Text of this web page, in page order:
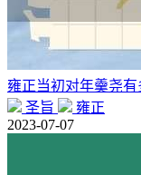
雍正当初对年羹尧
圣旨
雍正
2023-07-07